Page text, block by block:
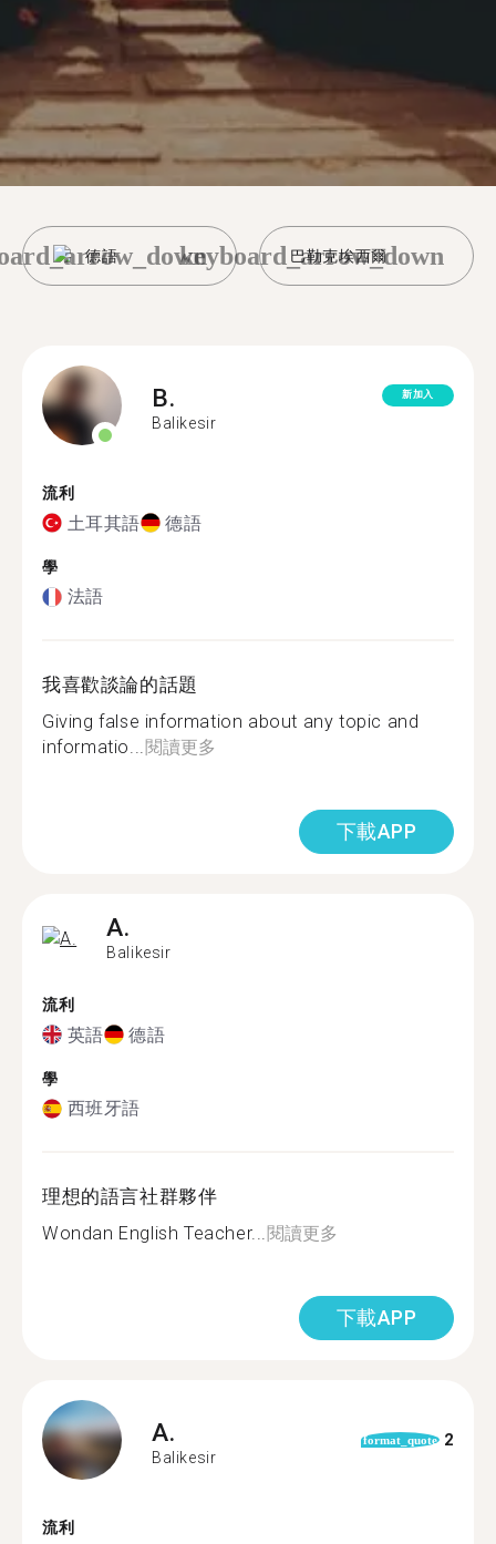
德語 巴勒克埃西爾
keyboard_arrow_down
B.
Balikesir
新加入
流利
土耳其語 德語
學
法語
我喜歡談論的話題
Giving false information about any topic and
informatio...閱讀更多
下載APP
A.
Balikesir
流利
英語 德語
學
西班牙語
理想的語言社群夥伴
Wondan English Teacher...閱讀更多
下載APP
A.
Balikesir
format_quote 2
流利